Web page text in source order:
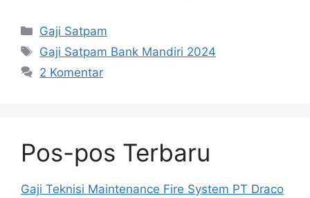
Kategori
Gaji Satpam
Tag
Gaji Satpam Bank Mandiri 2024
2 Komentar
Pos-pos Terbaru
Gaji Teknisi Maintenance Fire System PT Draco